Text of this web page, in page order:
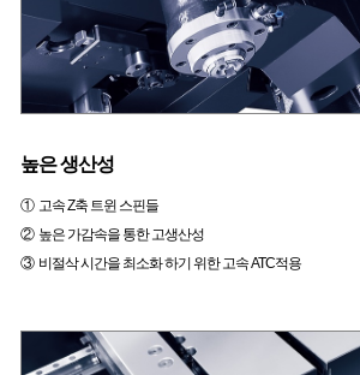
높은 생산성
① 고속 Z축 트윈 스핀들
② 높은 가감속을 통한 고생산성
③ 비절삭 시간을 최소화 하기 위한 고속 ATC적용